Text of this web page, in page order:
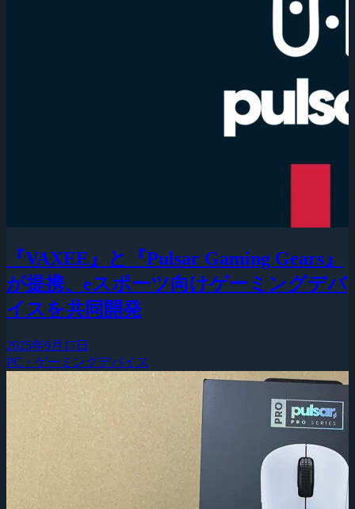
『VAXEE』と『Pulsar Gaming Gears』
が提携、eスポーツ向けゲーミングデバ
イスを共同開発
2025年9月17日
PC・ゲーミングデバイス